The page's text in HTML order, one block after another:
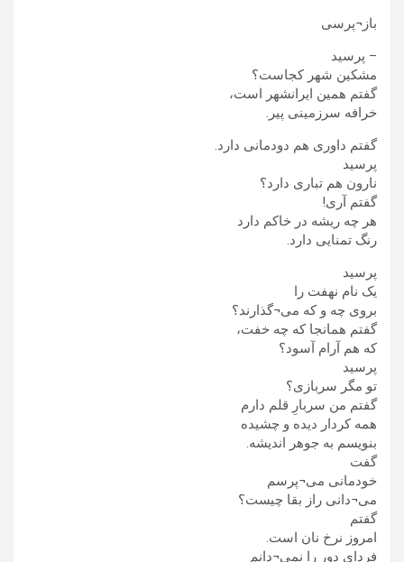
باز¬پرسی
– پرسید
مشکین شهر کجاست؟
گفتم همین ایرانشهر است،
خرافه سرزمینی پیر.
گفتم داوری هم دودمانی دارد.
پرسید
نارون هم تباری دارد؟
گفتم آری!
هر چه ریشه در خاکم دارد
رنگ تمنایی دارد.
پرسید
یک نام نهفت را
بروی چه و که می¬گذارند؟
گفتم همانجا که چه خفت،
که هم آرام آسود؟
پرسید
تو مگر سربازی؟
گفتم من سربارِ قلم دارم
همه کردار دیده و چشیده
بنویسم به جوهر اندیشه.
گفت
خودمانی می¬پرسم
می¬دانی راز بقا چیست؟
گفتم
امروز نرخ نان است.
فردای دور را نمی¬دانم